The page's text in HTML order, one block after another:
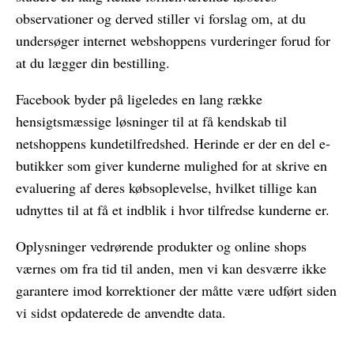
observationer og derved stiller vi forslag om, at du
undersøger internet webshoppens vurderinger forud for
at du lægger din bestilling.
Facebook byder på ligeledes en lang række
hensigtsmæssige løsninger til at få kendskab til
netshoppens kundetilfredshed. Herinde er der en del e-
butikker som giver kunderne mulighed for at skrive en
evaluering af deres købsoplevelse, hvilket tillige kan
udnyttes til at få et indblik i hvor tilfredse kunderne er.
Oplysninger vedrørende produkter og online shops
værnes om fra tid til anden, men vi kan desværre ikke
garantere imod korrektioner der måtte være udført siden
vi sidst opdaterede de anvendte data.